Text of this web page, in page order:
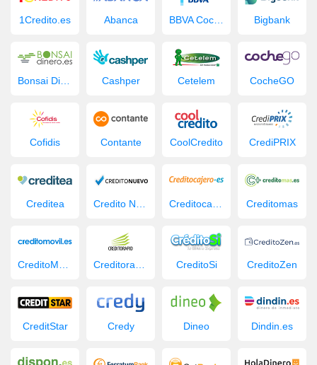
1Credito.es Abanca Bigbank
Bonsai Dinero Cashper Cetelem CocheGO
Cofidis Contante CoolCredito CrediPRIX
Creditea Creditomas
CreditoMovil.es Creditorapid CreditoSi CreditoZen
CreditStar Credy Dineo Dindin.es